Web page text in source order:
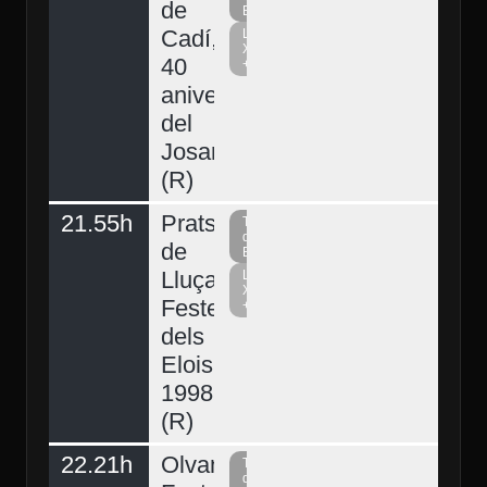
Demà
de
Cadí,
40
aniversari
del
Josart
(R)
Berguedà
La
Xarxa
+
21.55h
Prats
de
Lluçanès,
Festes
dels
Elois
1998
(R)
Televisió
del
Berguedà
La
Xarxa
+
22.21h
Olvan,
Televisió
del